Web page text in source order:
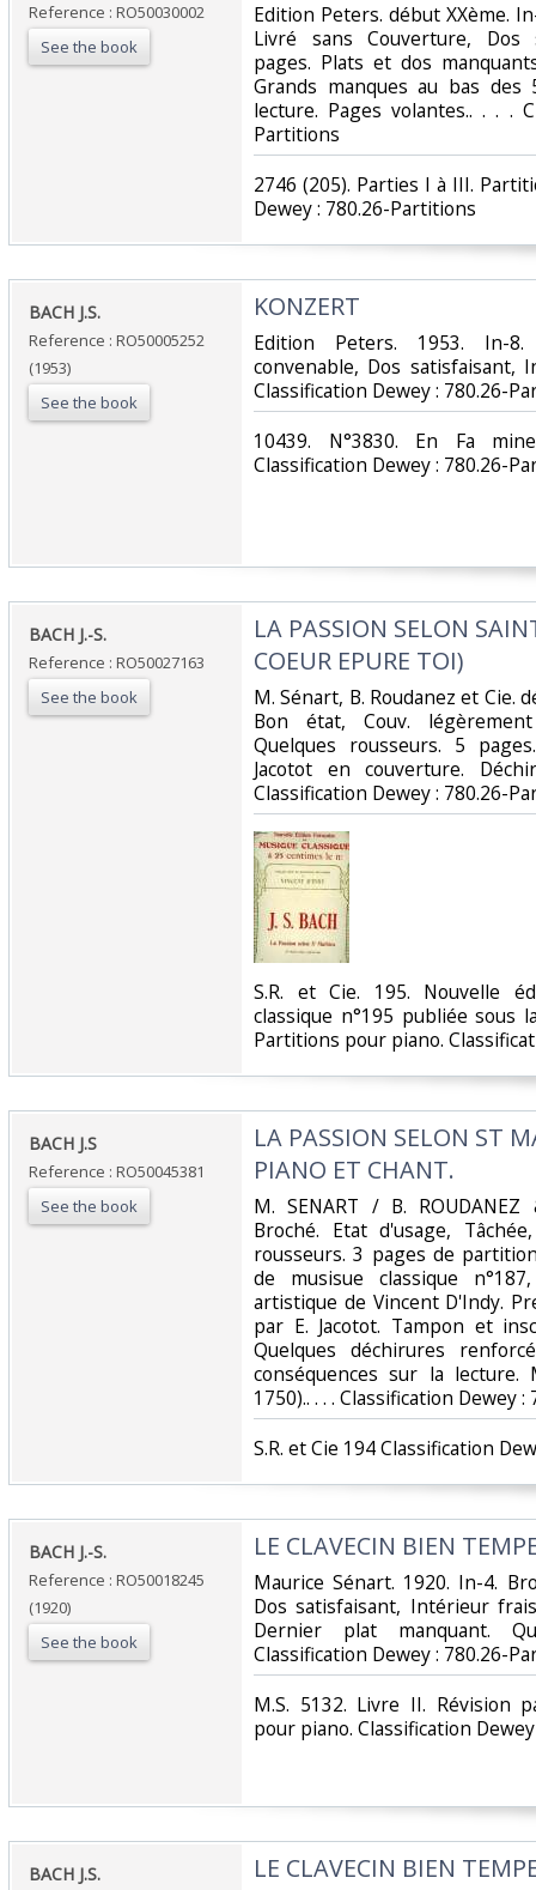
Reference : RO50030002
See the book
‎Edition Peters. début XXème.
Livré sans Couverture, Dos
pages. Plats et dos
Grands manques au bas
lecture. Pages volantes.. . . .
Partitions‎
‎2746 (205). Parties I à III.
Dewey : 780.26-Partitions‎
‎BACH J.S.‎
Reference : RO50005252
(1953)
See the book
‎KONZERT‎
‎Edition Peters. 1953. In-
convenable, Dos satisfaisant,
Classification Dewey : 780.26-
‎10439. N°3830. En Fa
Classification Dewey : 780.26-
‎BACH J.-S.‎
Reference : RO50027163
See the book
‎LA PASSION SELON
COEUR EPURE TOI)‎
‎M. Sénart, B. Roudanez et Cie.
Bon état, Couv.
Quelques rousseurs. 5
Jacotot en couverture.
Classification Dewey : 780.26-
‎S.R. et Cie. 195. Nouvelle
classique n°195 publiée sous
Partitions pour piano.
‎BACH J.S‎
Reference : RO50045381
See the book
‎LA PASSION SELON ST
PIANO ET CHANT.‎
‎M. SENART / B.
Broché. Etat d'usage,
rousseurs. 3 pages de
de musisue classique
artistique de Vincent D'Indy.
par E. Jacotot. Tampon et
Quelques déchirures
conséquences sur la lecture.
1750).. . . . Classification Dewey
‎S.R. et Cie 194 Classification
‎BACH J.-S.‎
Reference : RO50018245
(1920)
See the book
‎LE CLAVECIN BIEN
‎Maurice Sénart. 1920. In-4.
Dos satisfaisant, Intérieur
Dernier plat manquant.
Classification Dewey : 780.26-
‎M.S. 5132. Livre II. Révision
pour piano. Classification
‎BACH J.S.‎ ‎LE CLAVECIN BIEN